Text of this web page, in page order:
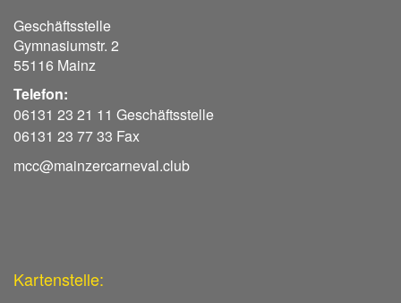
Geschäftsstelle
Gymnasiumstr. 2
55116 Mainz
Telefon:
06131 23 21 11 Geschäftsstelle
06131 23 77 33 Fax
mcc@mainzercarneval.club
Kartenstelle: